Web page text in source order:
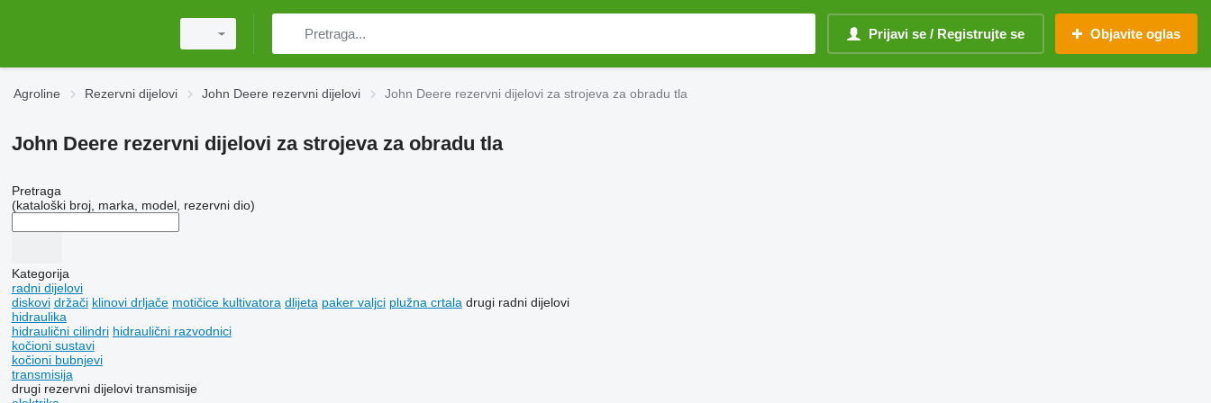
Prijavi se / Registrujte se Objavite oglas
Agroline Rezervni dijelovi John Deere rezervni dijelovi John Deere rezervni dijelovi za strojeva za obradu tla
John Deere rezervni dijelovi za strojeva za obradu tla
Pretraga
(kataloški broj, marka, model, rezervni dio)
Kategorija
radni dijelovi
diskovi držači klinovi drljače motičice kultivatora dlijeta paker valjci plužna crtala drugi radni dijelovi
hidraulika
hidraulični cilindri hidraulični razvodnici
kočioni sustavi
kočioni bubnjevi
transmisija
drugi rezervni dijelovi transmisije